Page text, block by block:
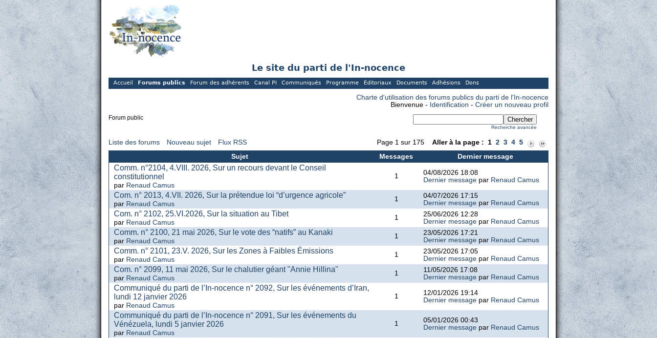
Le site du parti de l'In-nocence
Accueil Forums publics Forum des adhérents Canal PI Communiqués Programme Éditoriaux Documents Adhésions Dons
Charte d'utilisation des forums publics du parti de l'In-nocence
Bienvenue - Identification - Créer un nouveau profil
Recherche avancée
Forum public
Page 1 sur 175 Aller à la page : 1 2 3 4 5
Liste des forums Nouveau sujet
Flux RSS
Sujet
Messages Dernier message
Comm. n°2104, 4.VIII. 2026, Sur un recours devant le Conseil
constitutionnel
par Renaud Camus
1
04/08/2026 18:08
Dernier message par Renaud Camus
Com. n° 2013, 4.VII. 2026, Sur la prétendue loi “d’urgence agricole”
par Renaud Camus
1
04/07/2026 17:15
Dernier message par Renaud Camus
Com. n° 2102, 25.VI.2026, Sur la situation au Tibet
par Renaud Camus
1
25/06/2026 12:28
Dernier message par Renaud Camus
Comm. n° 2100, 21 mai 2026, Sur le vote des “natifs” au Kanaki
par Renaud Camus
1
23/05/2026 17:21
Dernier message par Renaud Camus
Comm. n° 2101, 23.V. 2026, Sur les Zones à Faibles Émissions
par Renaud Camus
1
23/05/2026 17:05
Dernier message par Renaud Camus
Com. n° 2099, 11 mai 2026, Sur le chalutier géant "Annie Hillina"
par Renaud Camus
1
11/05/2026 17:08
Dernier message par Renaud Camus
Communiqué du parti de l’In-nocence n° 2092, Sur les événements d’Iran,
lundi 12 janvier 2026
par Renaud Camus
1
12/01/2026 19:14
Dernier message par Renaud Camus
Communiqué du parti de l’In-nocence n° 2091, Sur les événements du
Vénézuela, lundi 5 janvier 2026
par Renaud Camus
1
05/01/2026 00:43
Dernier message par Renaud Camus